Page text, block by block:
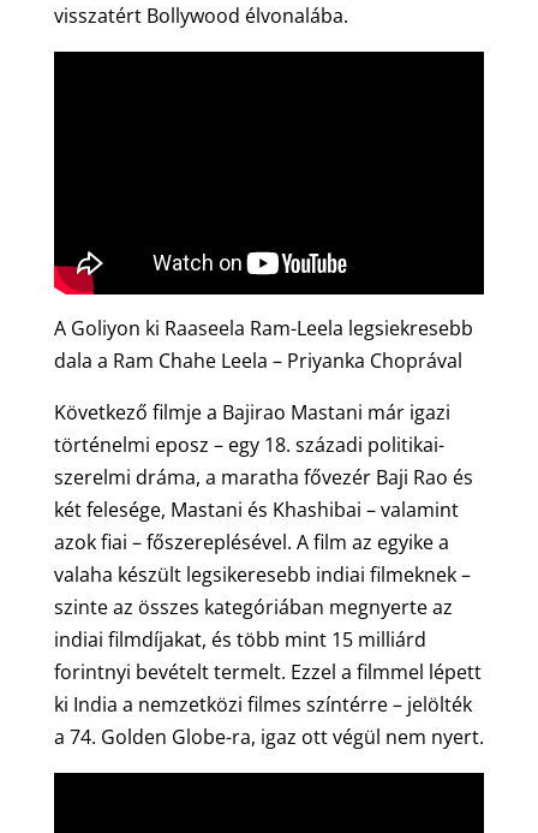
visszatért Bollywood élvonalába.
A Goliyon ki Raaseela Ram-Leela legsiekresebb
dala a Ram Chahe Leela – Priyanka Choprával
Következő filmje a Bajirao Mastani már igazi
történelmi eposz – egy 18. századi politikai-
szerelmi dráma, a maratha fővezér Baji Rao és
két felesége, Mastani és Khashibai – valamint
azok fiai – főszereplésével. A film az egyike a
valaha készült legsikeresebb indiai filmeknek –
szinte az összes kategóriában megnyerte az
indiai filmdíjakat, és több mint 15 milliárd
forintnyi bevételt termelt. Ezzel a filmmel lépett
ki India a nemzetközi filmes színtérre – jelölték
a 74. Golden Globe-ra, igaz ott végül nem nyert.